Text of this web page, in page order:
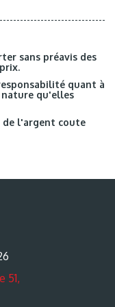
sans préavis des
quant à
qu'elles
l'argent coute
51,